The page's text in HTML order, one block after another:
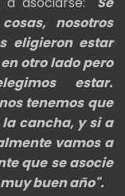
nosotros
eligieron estar
otro lado pero
estar.
tenemos que
cancha, y si a
vamos a
que se asocie
buen año".